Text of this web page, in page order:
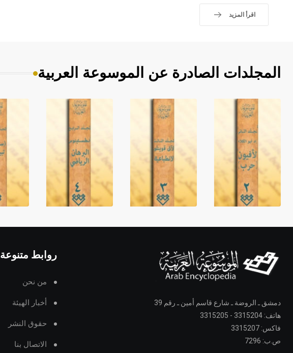
اقرأ المزيد
المجلدات الصادرة عن الموسوعة العربية
دمشق ـ الروضة ـ شارع قاسم أمين ـ رقم 39
هاتف: 3315204 - 3315205
فاكس: 3315207
ص.ب: 7296
روابط متنوعة
من نحن
أخبار الهيئة
حقوق النشر
الاتصال بنا